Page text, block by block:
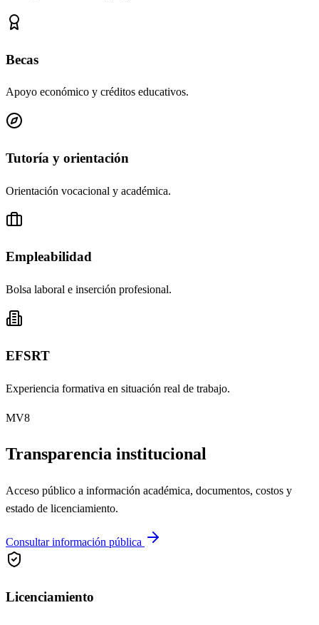
Becas
Apoyo económico y créditos educativos.
Tutoría y orientación
Orientación vocacional y académica.
Empleabilidad
Bolsa laboral e inserción profesional.
EFSRT
Experiencia formativa en situación real de trabajo.
MV8
Transparencia institucional
Acceso público a información académica, documentos, costos y
estado de licenciamiento.
Consultar información pública
Licenciamiento